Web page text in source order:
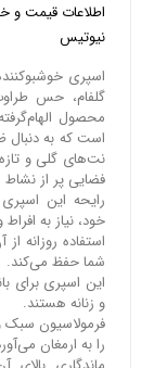
اطلاعات قیمت و
نیوتیس
اسپری
گلفام، حس
است که به
نت‌های گلی و
فضایی پر از نشاط
رایحه این
خود، نیاز به
استفاده روزانه
شما حفظ می‌کند.
این اسپری برای
و زنانه هستند.
فرمولاسیون
را به ارمغان